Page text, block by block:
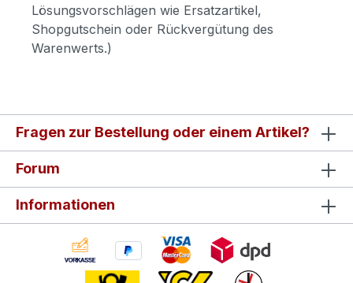
Lösungsvorschlägen wie Ersatzartikel,
Shopgutschein oder Rückvergütung des
Warenwerts.)
Fragen zur Bestellung oder einem Artikel?
Forum
Informationen